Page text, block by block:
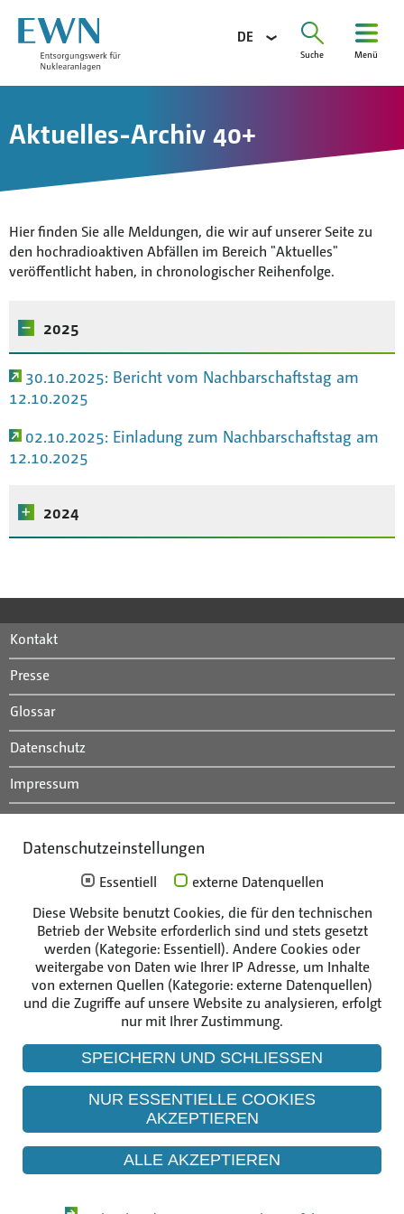
DE
Suche Menü
Suchen
Aufgaben
Karriere
Ausschreibungen
Kontakt
Glossar
Mitarbeiterportal
Aktuelles-Archiv 40+
Hier finden Sie alle Meldungen, die wir auf unserer Seite zu
den hochradioaktiven Abfällen im Bereich "Aktuelles"
veröffentlicht haben, in chronologischer Reihenfolge.
2025
30.10.2025: Bericht vom Nachbarschaftstag am
12.10.2025
02.10.2025: Einladung zum Nachbarschaftstag am
12.10.2025
2024
26.09.2024: Einladung zum Nachbarschaftstag am
29.09.2024
Kontakt
Presse
Glossar
Datenschutz
Impressum
Anfahrt
Mitarbeiterportal
Die Unternehmen der Gruppe
Datenschutzeinstellungen
Essentiell
externe Datenquellen
Diese Website benutzt Cookies, die für den technischen
Betrieb der Website erforderlich sind und stets gesetzt
werden (Kategorie: Essentiell). Andere Cookies oder
weitergabe von Daten wie Ihrer IP Adresse, um Inhalte
von externen Quellen (Kategorie: externe Datenquellen)
und die Zugriffe auf unsere Website zu analysieren, erfolgt
nur mit Ihrer Zustimmung.
SPEICHERN UND SCHLIESSEN
NUR ESSENTIELLE COOKIES
AKZEPTIEREN
ALLE AKZEPTIEREN